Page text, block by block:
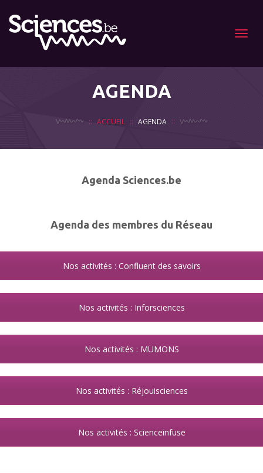
Menu
AGENDA
ACCUEIL AGENDA
Agenda Sciences.be
Agenda des membres du Réseau
Nos activités : Confluent des savoirs
Nos activités : Inforsciences
Nos activités : MUMONS
Nos activités : Réjouisciences
Nos activités : Scienceinfuse